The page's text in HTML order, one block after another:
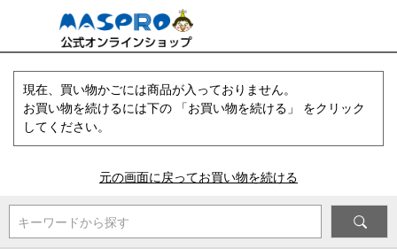
現在、買い物かごには商品が入っておりません。
お買い物を続けるには下の 「お買い物を続ける」 をクリック
してください。
元の画面に戻ってお買い物を続ける
キーワードから探す